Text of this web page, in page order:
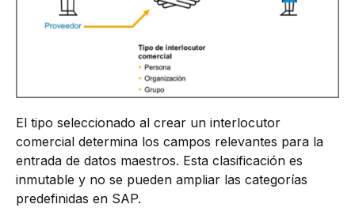
El tipo seleccionado al crear un interlocutor
comercial determina los campos relevantes para la
entrada de datos maestros. Esta clasificación es
inmutable y no se pueden ampliar las categorías
predefinidas en SAP.